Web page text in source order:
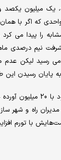
استارت زده، یک
را پیدا می
پیشرفت نیم
رسید لیکن عدم
پایان رسیدن این
این عدم مدیریت غلط موجب شد
راه و شهر
با تورم